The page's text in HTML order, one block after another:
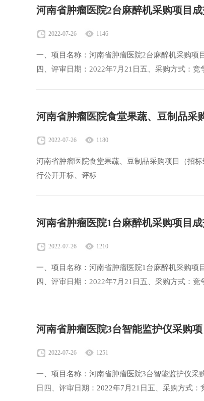
河南省肿瘤医院2台麻醉机采购项目
2022-07-26 1146
一、项目名称：河南省肿瘤医院2台麻醉机采购项
四、评审日期：2022年7月21日五、采购方式：
河南省肿瘤医院食堂果蔬、豆制品采
2022-07-26 1180
河南省肿瘤医院食堂果蔬、豆制品采购项目（招
行公开开标、评标
河南省肿瘤医院1台麻醉机采购项目
2022-07-26 1210
一、项目名称：河南省肿瘤医院1台麻醉机采购项
四、评审日期：2022年7月21日五、采购方式：
河南省肿瘤医院3台智能监护仪采购
2022-07-26 1251
一、项目名称：河南省肿瘤医院3台智能监护仪采
日四、评审日期：2022年7月21日五、采购方式：